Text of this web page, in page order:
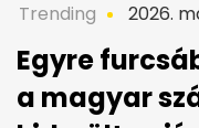
Trending 2026.
Egyre
a magyar